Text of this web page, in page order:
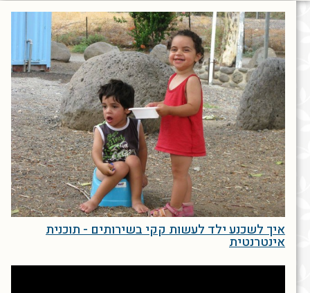
איך לשכנע ילד לעשות קקי בשירותים - תוכנית
אינטרנטית